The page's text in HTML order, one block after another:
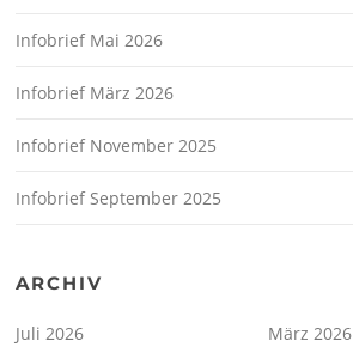
Infobrief Mai 2026
Infobrief März 2026
Infobrief November 2025
Infobrief September 2025
ARCHIV
Juli 2026
März 2026